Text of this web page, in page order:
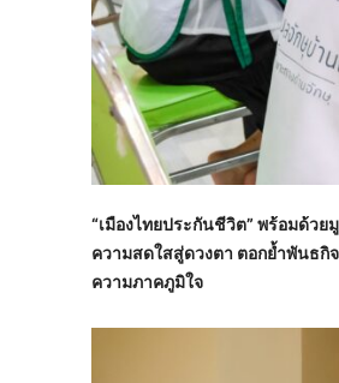
“เมืองไทยประกันชีวิต” พร้อมด้วย
ความสดใสสู่ดวงตา ตอกย้ำพันธ
ความภาคภูมิใจ